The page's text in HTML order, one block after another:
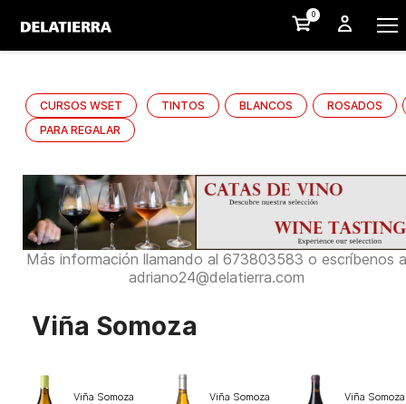
0
CURSOS WSET TINTOS BLANCOS
ROSADOS
PARA REGALAR
Más información llamando al 673803583 o escríbenos a
adriano24@delatierra.com
Viña Somoza
Viña Somoza Viña Somoza Viña Somoza